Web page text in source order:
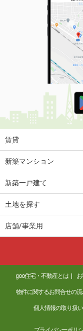
賃貸
新築マンション
新築一戸建て
土地を探す
店舗/事業用
goo住宅・不動産とは
物件に関するお問合せの流
個人情報の取り扱